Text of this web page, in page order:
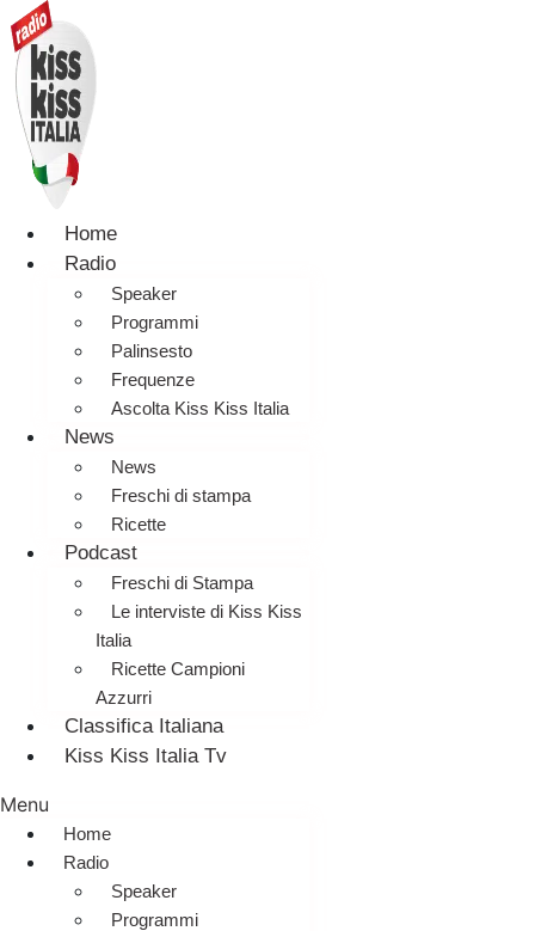
Home
Radio
Speaker
Programmi
Palinsesto
Frequenze
Ascolta Kiss Kiss Italia
News
News
Freschi di stampa
Ricette
Podcast
Freschi di Stampa
Le interviste di Kiss Kiss
Italia
Ricette Campioni
Azzurri
Classifica Italiana
Kiss Kiss Italia Tv
Menu
Home
Radio
Speaker
Programmi